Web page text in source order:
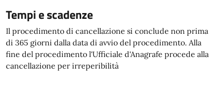
Tempi e scadenze
Il procedimento di cancellazione si conclude non prima
di 365 giorni dalla data di avvio del procedimento. Alla
fine del procedimento l'Ufficiale d'Anagrafe procede alla
cancellazione per irreperibilità